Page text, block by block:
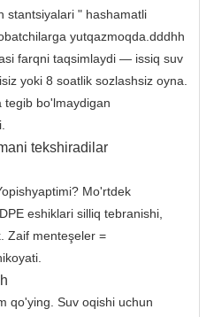
stantsiyalari " hashamatli
yutqazmoqda.dddhh
farqni taqsimlaydi — issiq suv
yoki 8 soatlik sozlashsiz oyna.
tegib bo'lmaydigan
tekshiradilar
Mo'rtdek
eshiklari silliq tebranishi,
Zaif menteşeler =
qo'ying. Suv oqishi uchun